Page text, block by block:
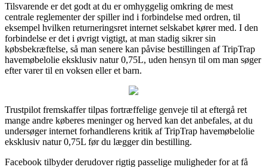
Tilsvarende er det godt at du er omhyggelig omkring de mest
centrale reglementer der spiller ind i forbindelse med ordren, til
eksempel hvilken returneringsret internet selskabet kører med. I den
forbindelse er det i øvrigt vigtigt, at man stadig sikrer sin
købsbekræftelse, så man senere kan påvise bestillingen af TripTrap
havemøbelolie eksklusiv natur 0,75L, uden hensyn til om man søger
efter varer til en voksen eller et barn.
Trustpilot fremskaffer tilpas fortræffelige genveje til at eftergå ret
mange andre køberes meninger og herved kan det anbefales, at du
undersøger internet forhandlerens kritik af TripTrap havemøbelolie
eksklusiv natur 0,75L før du lægger din bestilling.
Facebook tilbyder derudover rigtig passelige muligheder for at få